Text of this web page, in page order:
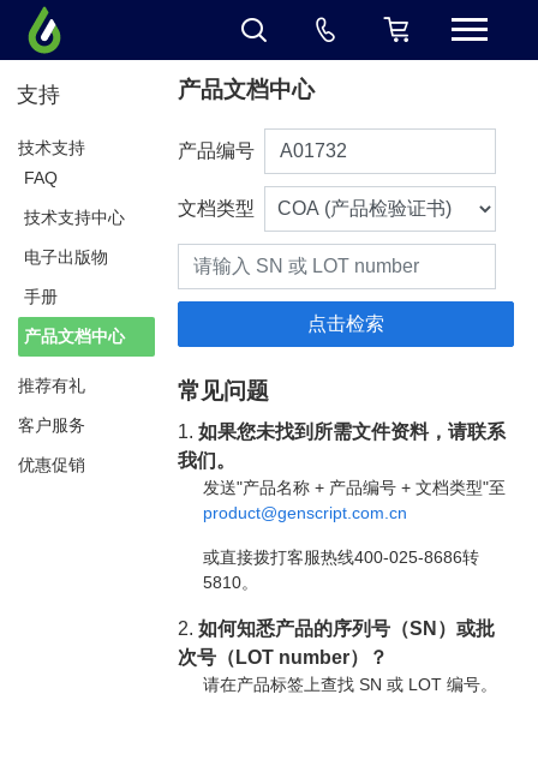
支持
技术支持
FAQ
技术支持中心
电子出版物
手册
产品文档中心
推荐有礼
客户服务
优惠促销
产品文档中心
产品编号
文档类型
常见问题
1.如果您未找到所需文件资料，请联系
我们。
发送"产品名称 + 产品编号 + 文档类型"至
product@genscript.com.cn
或直接拨打客服热线400-025-8686转
5810。
2.如何知悉产品的序列号（SN）或批
次号（LOT number）？
请在产品标签上查找 SN 或 LOT 编号。